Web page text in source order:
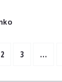
2 3 …